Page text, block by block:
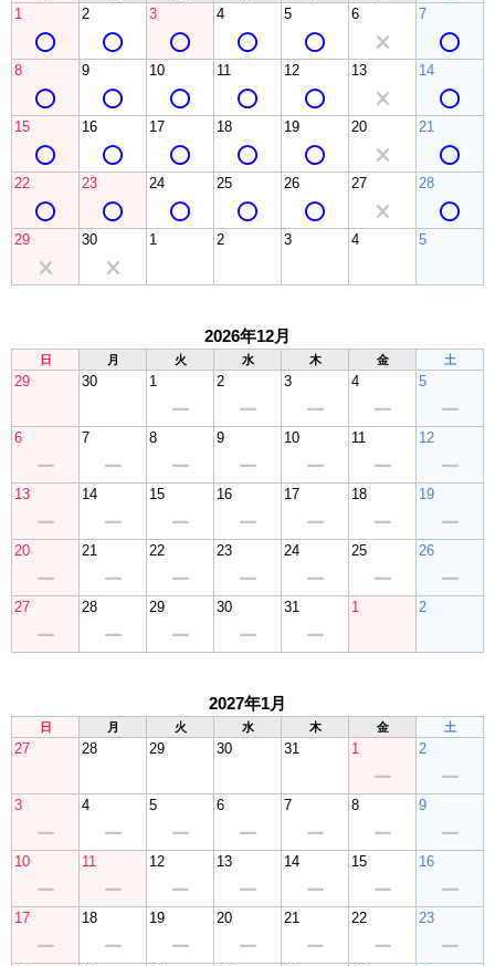
1 2 3 4 5 6 7
8 9 10 11 12 13 14
15 16 17 18 19 20 21
22 23 24 25 26 27 28
29 30 1 2 3 4 5
2026年12月
日 月 火 水 木 金 土
29 30 1 2 3 4 5
6 7 8 9 10 11 12
13 14 15 16 17 18 19
20 21 22 23 24 25 26
27 28 29 30 31 1 2
2027年1月
日 月 火 水 木 金 土
27 28 29 30 31 1 2
3 4 5 6 7 8 9
10 11 12 13 14 15 16
17 18 19 20 21 22 23